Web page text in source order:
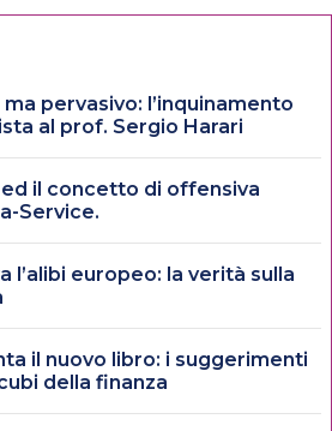
pervasivo: l’inquinamento
al prof. Sergio Harari
ed il concetto di offensiva
Service.
l’alibi europeo: la verità sulla
il nuovo libro: i suggerimenti
della finanza